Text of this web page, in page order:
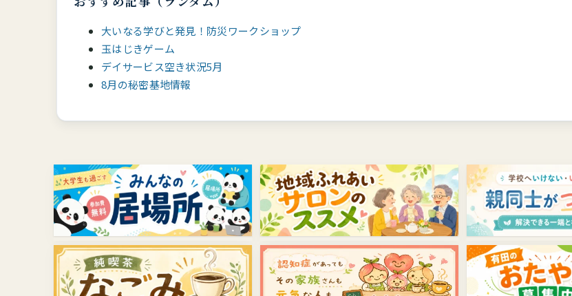
大いなる学びと発見！防災ワークショップ
玉はじきゲーム
デイサービス空き状況5月
8月の秘密基地情報